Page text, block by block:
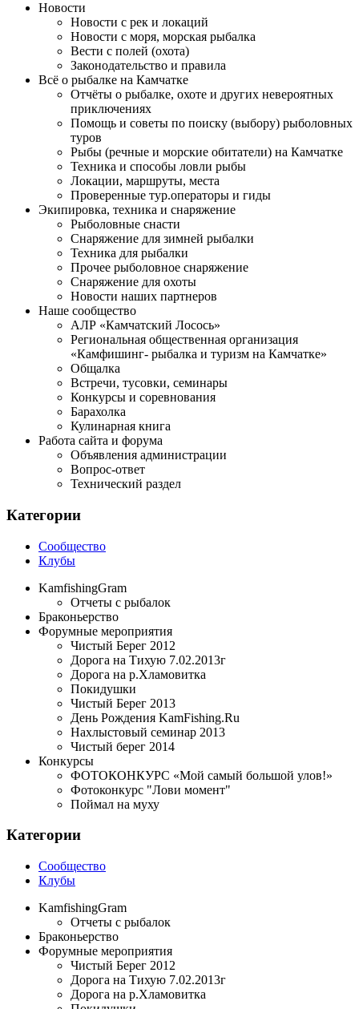
Новости
Новости с рек и локаций
Новости с моря, морская рыбалка
Вести с полей (охота)
Законодательство и правила
Всё о рыбалке на Камчатке
Отчёты о рыбалке, охоте и других невероятных
приключениях
Помощь и советы по поиску (выбору) рыболовных
туров
Рыбы (речные и морские обитатели) на Камчатке
Техника и способы ловли рыбы
Локации, маршруты, места
Проверенные тур.операторы и гиды
Экипировка, техника и снаряжение
Рыболовные снасти
Снаряжение для зимней рыбалки
Техника для рыбалки
Прочее рыболовное снаряжение
Снаряжение для охоты
Новости наших партнеров
Наше сообщество
АЛР «Камчатский Лосось»
Региональная общественная организация
«Камфишинг- рыбалка и туризм на Камчатке»
Общалка
Встречи, тусовки, семинары
Конкурсы и соревнования
Барахолка
Кулинарная книга
Работа сайта и форума
Объявления администрации
Вопрос-ответ
Технический раздел
Категории
Сообщество
Клубы
KamfishingGram
Отчеты с рыбалок
Браконьерство
Форумные мероприятия
Чистый Берег 2012
Дорога на Тихую 7.02.2013г
Дорога на р.Хламовитка
Покидушки
Чистый Берег 2013
День Рождения KamFishing.Ru
Нахлыстовый семинар 2013
Чистый берег 2014
Конкурсы
ФОТОКОНКУРС «Мой самый большой улов!»
Фотоконкурс "Лови момент"
Поймал на муху
Категории
Сообщество
Клубы
KamfishingGram
Отчеты с рыбалок
Браконьерство
Форумные мероприятия
Чистый Берег 2012
Дорога на Тихую 7.02.2013г
Дорога на р.Хламовитка